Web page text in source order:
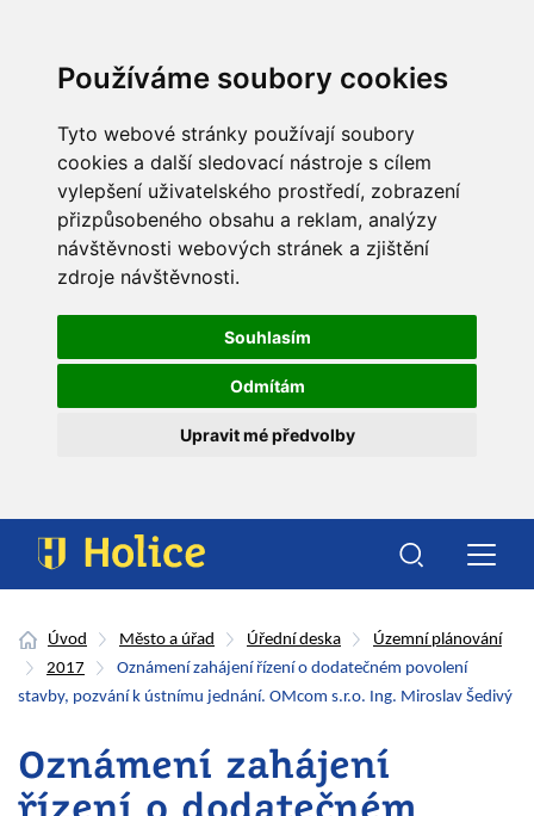
Používáme soubory cookies
Tyto webové stránky používají soubory
cookies a další sledovací nástroje s cílem
vylepšení uživatelského prostředí, zobrazení
přizpůsobeného obsahu a reklam, analýzy
návštěvnosti webových stránek a zjištění
zdroje návštěvnosti.
Souhlasím
Odmítám
Upravit mé předvolby
Úvod Město a úřad Úřední deska
Územní plánování
2017
Oznámení zahájení řízení o dodatečném povolení
stavby, pozvání k ústnímu jednání. OMcom s.r.o. Ing. Miroslav Šedivý
Oznámení zahájení